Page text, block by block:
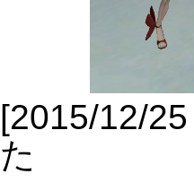
[2015/12/
た